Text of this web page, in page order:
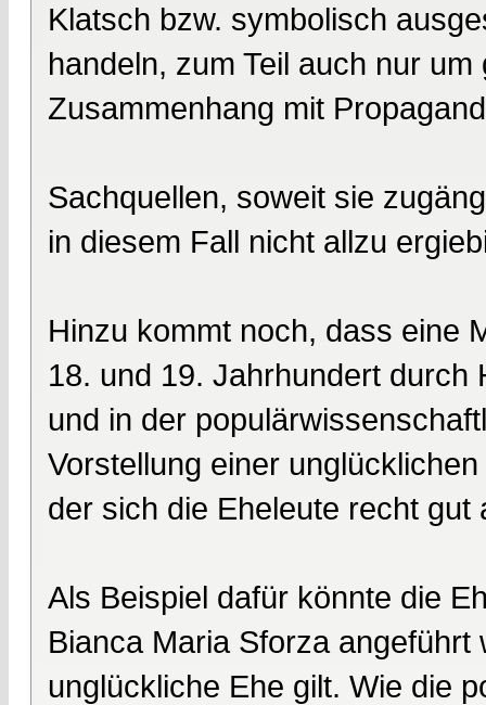
Klatsch bzw. symbolisch
handeln, zum Teil auch nur
Zusammenhang mit
Sachquellen, soweit sie
in diesem Fall nicht allzu
Hinzu kommt noch, dass eine
18. und 19. Jahrhundert
und in der
Vorstellung einer
der sich die Eheleute recht gut
Als Beispiel dafür könnte die
Bianca Maria Sforza
unglückliche Ehe gilt. Wie die